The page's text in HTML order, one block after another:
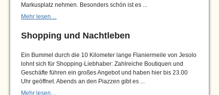
Markusplatz nehmen. Besonders schön ist es ...
Mehr lesen…
Shopping und Nachtleben
Ein Bummel durch die 10 Kilometer lange Flaniermeile von Jesolo
lohnt sich für Shopping-Liebhaber: Zahlreiche Boutiquen und
Geschäfte führen ein großes Angebot und haben hier bis 23.00
Uhr geöffnet. Abends an den Piazzen gibt es ...
Mehr lesen…